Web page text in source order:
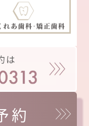
約